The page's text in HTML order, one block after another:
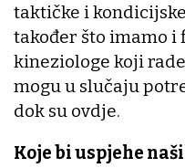
taktičke i
također što imamo
kineziologe koji
mogu u slučaju
dok su ovdje.
Koje bi uspjehe